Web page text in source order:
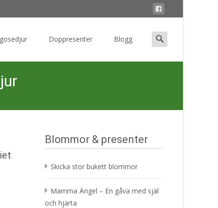
Doppresenter Blogg
Search
for:
Blommor & presenter
Skicka stor bukett blommor
Mamma Ängel – En gåva med själ
och hjärta